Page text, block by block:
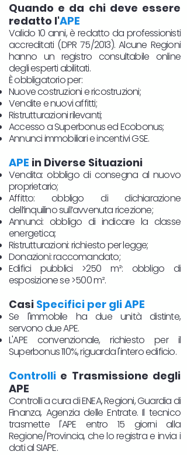
Quando e da chi deve essere
redatto l'APE
Valido 10 anni, è redatto da professionisti
accreditati (DPR 75/2013). Alcune Regioni
hanno un registro consultabile online
degli esperti abilitati.
È obbligatorio per:
Nuove costruzioni e ricostruzioni;
Vendite e nuovi affitti;
Ristrutturazioni rilevanti;
Accesso a Superbonus ed Ecobonus;
Annunci immobiliari e incentivi GSE.
APE in Diverse Situazioni
Vendita: obbligo di consegna al nuovo
proprietario;
Affitto: obbligo di dichiarazione
dell’inquilino sull’avvenuta ricezione;
Annunci: obbligo di indicare la classe
energetica;
Ristrutturazioni: richiesto per legge;
Donazioni: raccomandato;
Edifici pubblici >250 m²: obbligo di
esposizione se >500 m².
Casi Specifici per gli APE
Se l'immobile ha due unità distinte,
servono due APE.
L'APE convenzionale, richiesto per il
Superbonus 110%, riguarda l'intero edificio.
Controlli e Trasmissione degli
APE
Controlli a cura di ENEA, Regioni, Guardia di
Finanza, Agenzia delle Entrate. Il tecnico
trasmette l'APE entro 15 giorni alla
Regione/Provincia, che lo registra e invia i
dati al SIAPE.